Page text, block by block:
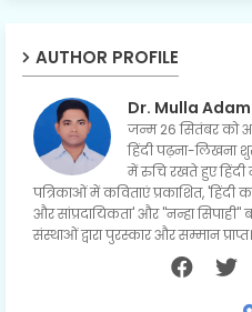
AUTHOR PROFILE
Dr. Mulla
जन्म 26 सितंबर को
हिंदी पढ़ना-लिखना
में रुचि रखते हुए हिंदी
पत्रिकाओं में कविताएं प्रकाशित, 'हिंदी
और सांप्रदायिकता' और "नन्हा
संस्थाओं द्वारा पुरस्कार और सम्मान प्राप्त।